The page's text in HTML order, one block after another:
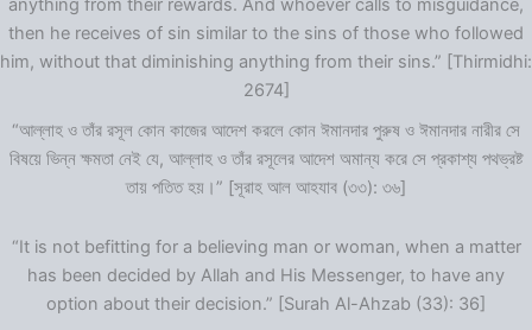
anything from their rewards. And whoever calls to misguidance,
then he receives of sin similar to the sins of those who followed
him, without that diminishing anything from their sins.” [Thirmidhi:
2674]
“আল্লাহ ও তাঁর রসূল কোন কাজের আদেশ করলে কোন ঈমানদার পুরুষ ও ঈমানদার নারীর সে
বিষয়ে ভিন্ন ক্ষমতা নেই যে, আল্লাহ ও তাঁর রসূলের আদেশ অমান্য করে সে প্রকাশ্য পথভ্রষ্ট
তায় পতিত হয়।” [সূরাহ আল আহযাব (৩৩): ৩৬]
“It is not befitting for a believing man or woman, when a matter
has been decided by Allah and His Messenger, to have any
option about their decision.” [Surah Al-Ahzab (33): 36]